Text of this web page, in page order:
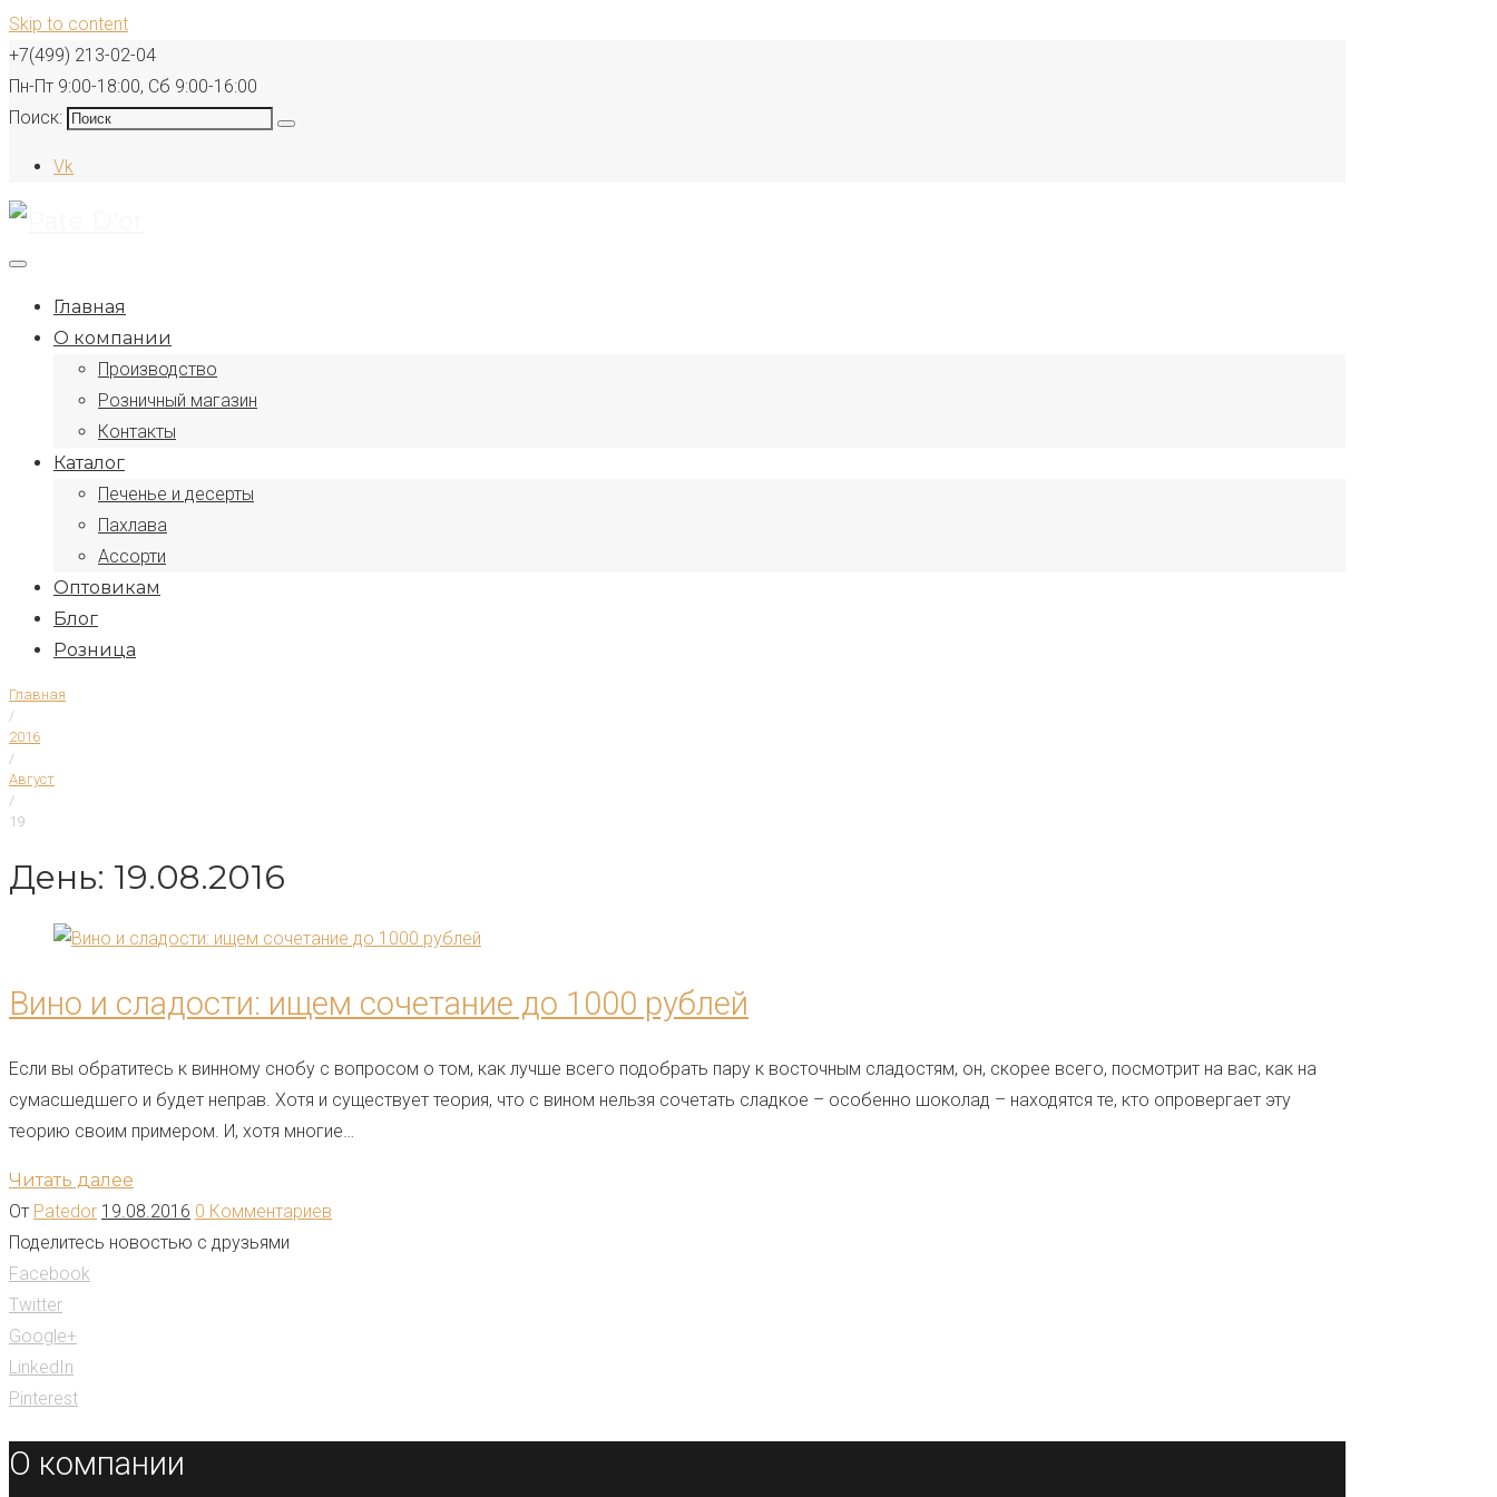
Skip to content
+7(499) 213-02-04
Пн-Пт 9:00-18:00, Сб 9:00-16:00
Поиск:
Vk
Главная
О компании
Производство
Розничный магазин
Контакты
Каталог
Печенье и десерты
Пахлава
Ассорти
Оптовикам
Блог
Розница
Главная
/
2016
/
Август
/
19
День: 19.08.2016
Вино и сладости: ищем сочетание до 1000 рублей
Если вы обратитесь к винному снобу с вопросом о том, как лучше всего подобрать пару к восточным сладостям, он, скорее всего, посмотрит на вас, как на
сумасшедшего и будет неправ. Хотя и существует теория, что с вином нельзя сочетать сладкое – особенно шоколад – находятся те, кто опровергает эту
теорию своим примером. И, хотя многие…
Читать далее
От Patedor 19.08.2016 0 Комментариев
Поделитесь новостью с друзьями
Facebook
Twitter
Google+
LinkedIn
Pinterest
О компании